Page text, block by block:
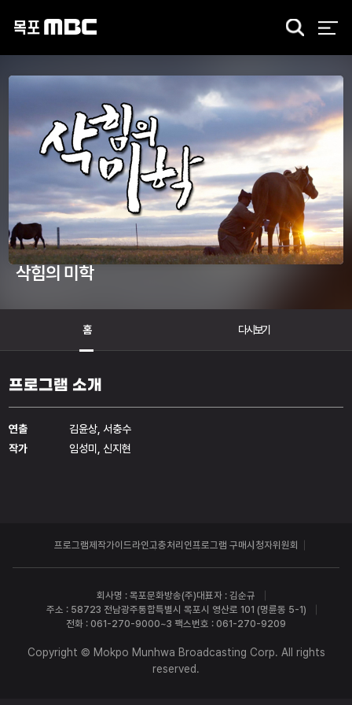
검
삭힘의 미학
홈 다시보기
프로그램 소개
연출
김윤상, 서충수
작가
임성미, 신지현
프로그램제작가이드라인고충처리인프로그램 구매시청자위원회
회사명 : 목포문화방송(주)대표자 : 김순규
주소 : 58723 전남광주통합특별시 목포시 영산로 101 (명륜동 5-1)
전화 : 061-270-9000~3 팩스번호 : 061-270-9209
Copyright © Mokpo Munhwa Broadcasting Corp. All rights
reserved.